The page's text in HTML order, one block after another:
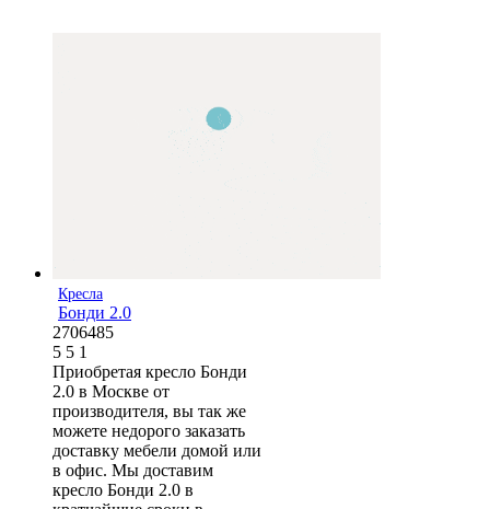
Кресла
Бонди 2.0
2706485
5 5 1
Приобретая кресло Бонди
2.0 в Москве от
производителя, вы так же
можете недорого заказать
доставку мебели домой или
в офис. Мы доставим
кресло Бонди 2.0 в